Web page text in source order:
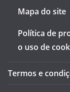
Mapa do site
Política de
o uso de
Termos e